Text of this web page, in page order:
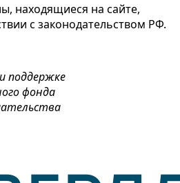
находящиеся на сайте,
с законодательством РФ.
поддержке
фонда